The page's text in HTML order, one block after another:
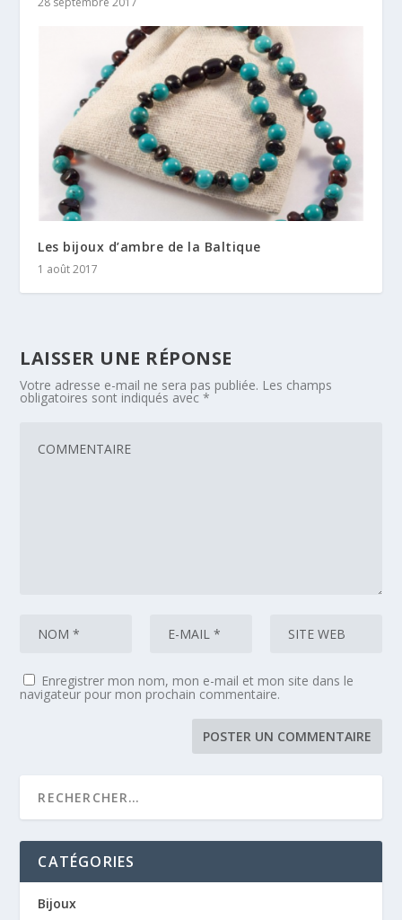
Les bijoux d’ambre de la Baltique
1 août 2017
LAISSER UNE RÉPONSE
Votre adresse e-mail ne sera pas publiée. Les champs
obligatoires sont indiqués avec*
Enregistrer mon nom, mon e-mail et mon site dans le
navigateur pour mon prochain commentaire.
CATÉGORIES
Bijoux